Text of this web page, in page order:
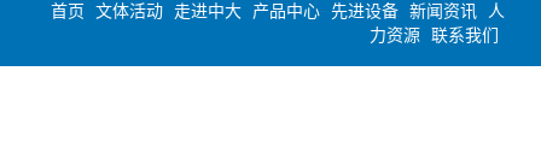
首页
文体活动 走进中大 产品中心 先进设备 新闻资讯
人
力资源
联系我们